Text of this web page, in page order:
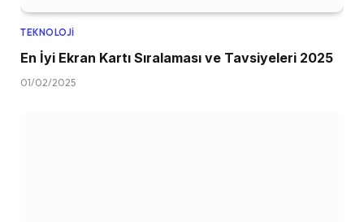
TEKNOLOJI
En İyi Ekran Kartı Sıralaması ve Tavsiyeleri 2025
01/02/2025